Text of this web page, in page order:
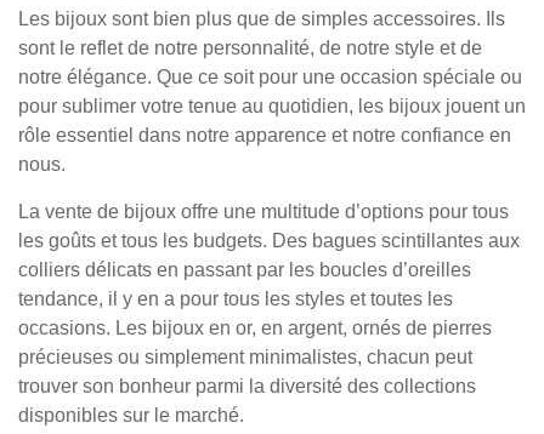
Les bijoux sont bien plus que de simples accessoires. Ils
sont le reflet de notre personnalité, de notre style et de
notre élégance. Que ce soit pour une occasion spéciale ou
pour sublimer votre tenue au quotidien, les bijoux jouent un
rôle essentiel dans notre apparence et notre confiance en
nous.
La vente de bijoux offre une multitude d’options pour tous
les goûts et tous les budgets. Des bagues scintillantes aux
colliers délicats en passant par les boucles d’oreilles
tendance, il y en a pour tous les styles et toutes les
occasions. Les bijoux en or, en argent, ornés de pierres
précieuses ou simplement minimalistes, chacun peut
trouver son bonheur parmi la diversité des collections
disponibles sur le marché.